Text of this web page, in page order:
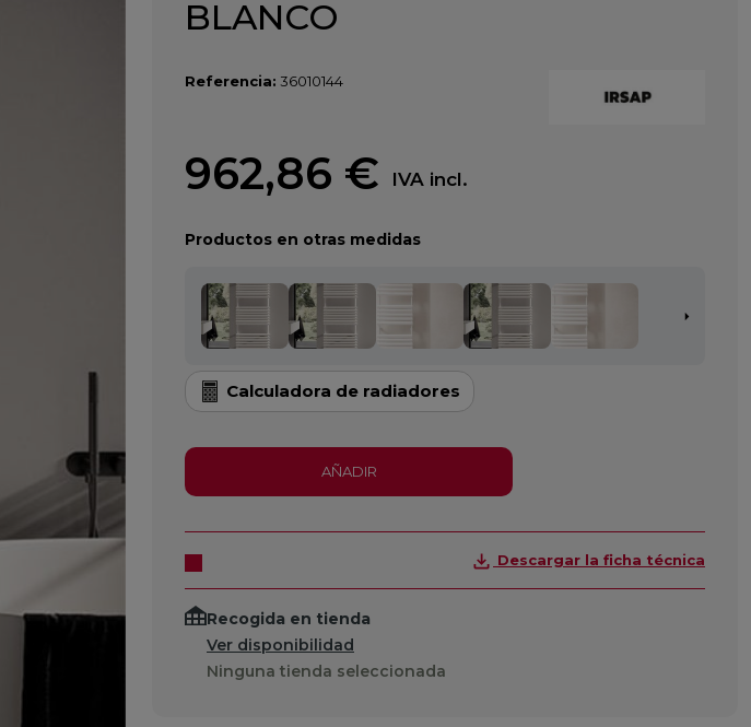
BLANCO
Referencia: 36010144
962,86 € IVA incl.
Productos en otras medidas
Calculadora de radiadores
AÑADIR
Descargar la ficha técnica
Recogida en tienda
Ver disponibilidad
Ninguna tienda seleccionada